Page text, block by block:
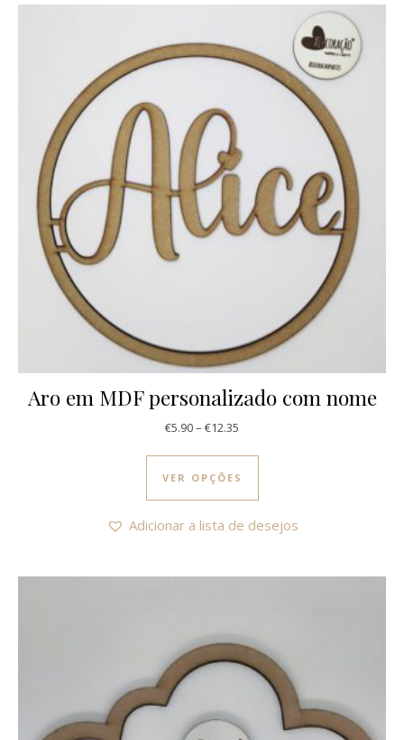
Aro em MDF personalizado com nome
€5.90– €12.35
VER OPÇÕES
This product has
Adicionar a lista de desejos